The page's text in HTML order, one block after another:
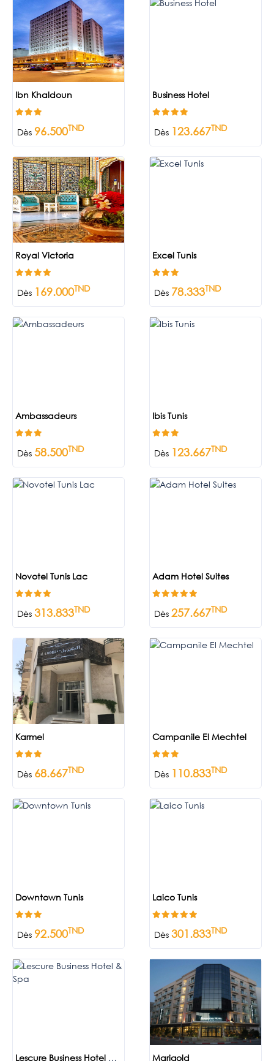
Ibn Khaldoun
Dès 96.500TND
Business Hotel
Dès 123.667TND
Royal Victoria
Dès 169.000TND
Excel Tunis
Dès 78.333TND
Ambassadeurs
Dès58.500TND
Ibis Tunis
Dès 123.667TND
Novotel Tunis Lac
Dès313.833TND
Adam Hotel Suites
Dès257.667TND
Karmel
Dès 68.667TND
Campanile El Mechtel
Dès 110.833TND
Downtown Tunis
Dès 92.500TND
Laico Tunis
Dès301.833TND
Lescure Business Hotel & Spa Marigold